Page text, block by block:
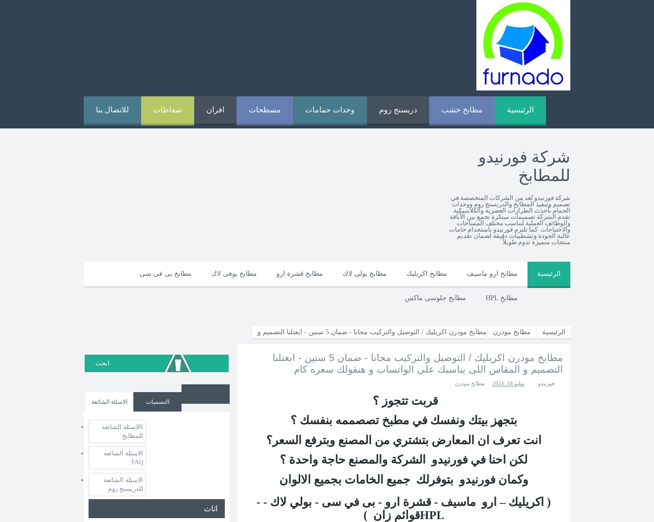
الرئيسية مطابخ خشب دريسنج روم وحدات حمامات مسطحات افران شفاطات للاتصال بنا
شركة فورنيدو
للمطابخ
شركة فورنيدو تُعد من الشركات المتخصصة في
تصميم وتنفيذ المطابخ والدريسنج روم ووحدات
الحمام بأحدث الطرازات العصرية والكلاسيكية.
تقدم الشركة تصميمات مبتكرة تجمع بين الأناقة
والوظائف العملية لتناسب مختلف المساحات
والاحتياجات. كما تلتزم فورنيدو باستخدام خامات
عالية الجودة وتشطيبات دقيقة لضمان تقديم
منتجات متميزة تدوم طويلاً
الرئيسية مطابخ ارو ماسيف مطابخ اكريليك مطابخ بولى لاك مطابخ قشرة ارو مطابخ يوفى لاك مطابخ بى فى سى
HPL مطابخ مطابخ جلوسى ماكس
الرئيسية مطابخ مودرن مطابخ مودرن اكريليك / التوصيل والتركيب مجانا - ضمان 5 سنين - ابعتلنا التصميم و
المقاس اللى يناسبك على الواتساب و هنقولك سعره كام
مطابخ مودرن اكريليك / التوصيل والتركيب مجانا - ضمان 5 سنين - ابعتلنا
التصميم و المقاس اللى يناسبك على الواتساب و هنقولك سعره كام
فورنيدو يوليو 18, 2024 مطابخ مودرن
قربت تتجوز ؟
بتجهز بيتك ونفسك في مطبخ تصصممه بنفسك ؟
انت تعرف ان المعارض بتشتري من المصنع وبترفع السعر؟
لكن احنا في فورنيدو
الشركة والمصنع حاجة واحدة ؟
وكمان فورنيدو بتوفرلك جميع الخامات بجميع الالوان
( اكريليك – ارو ماسيف - قشرة ارو - بى في سى - بولي لاك - -
HPLقوائم زان )
الاسئلة الشائعة التسميات
االاسئلة الشائعة
للمطابخ
الاسئلة الشائعة
FAQ
الاسئلة الشائعة
للدريسنج روم
اثاث